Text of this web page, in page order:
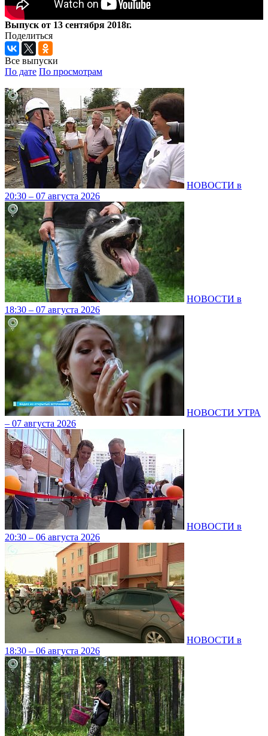
Выпуск от 13 сентября 2018г.
Поделиться
Все выпуски
По дате По просмотрам
НОВОСТИ в
20:30 – 07 августа 2026
НОВОСТИ в
18:30 – 07 августа 2026
НОВОСТИ УТРА
– 07 августа 2026
НОВОСТИ в
20:30 – 06 августа 2026
НОВОСТИ в
18:30 – 06 августа 2026